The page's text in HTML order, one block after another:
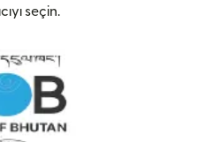
seçin.